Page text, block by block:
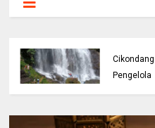
Pengelola